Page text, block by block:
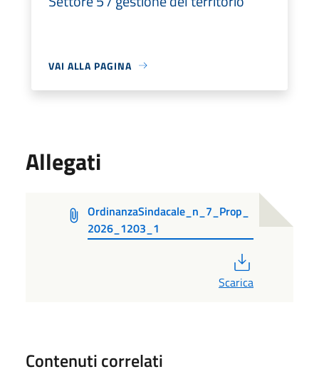
VAI ALLA PAGINA
Allegati
OrdinanzaSindacale_n_7_Prop_
2026_1203_1
Scarica
Contenuti correlati